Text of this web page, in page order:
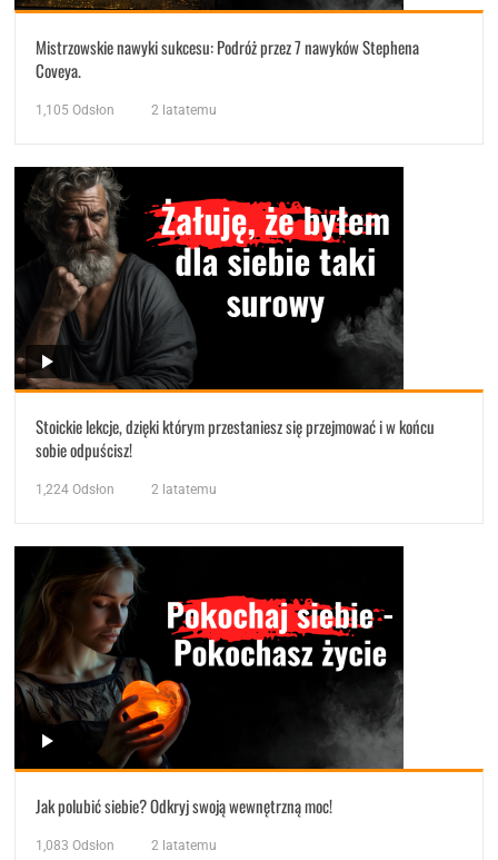
Mistrzowskie nawyki sukcesu: Podróż przez 7 nawyków Stephena
Coveya.
1,105 Odsłon 2 latatemu
Stoickie lekcje, dzięki którym przestaniesz się przejmować i w końcu
sobie odpuścisz!
1,224 Odsłon 2 latatemu
Jak polubić siebie? Odkryj swoją wewnętrzną moc!
1,083 Odsłon 2 latatemu